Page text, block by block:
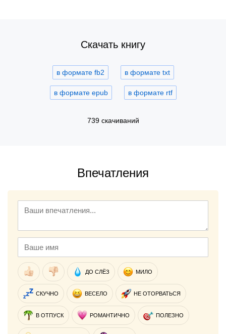
Скачать книгу
в формате fb2 в формате txt
в формате epub в формате rtf
739 скачиваний
Впечатления
ДО СЛЁЗ МИЛО
СКУЧНО ВЕСЕЛО НЕ ОТОРВАТЬСЯ
В ОТПУСК РОМАНТИЧНО ПОЛЕЗНО